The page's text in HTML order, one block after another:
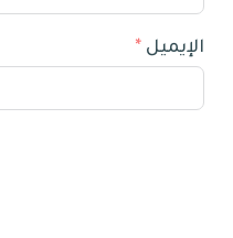
الإيميل